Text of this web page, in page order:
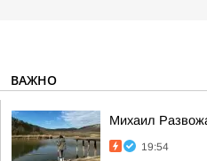
ВАЖНО
Михаил
19:54